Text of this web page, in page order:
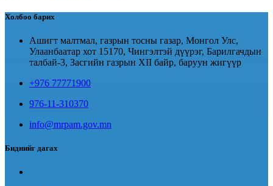
Холбоо барих
Ашигт малтмал, газрын тосны газар, Монгол Улс,
Улаанбаатар хот 15170, Чингэлтэй дүүрэг, Барилгачдын
талбай-3, Засгийн газрын XII байр, баруун жигүүр
+976 77771900
976-11-310370
info@mrpam.gov.mn
Биднийг дагах